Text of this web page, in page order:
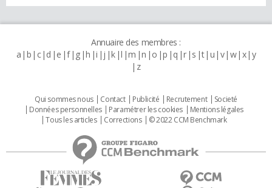
Annuaire des membres :
a b c d e f g h i j k l m n o p q r s t u v w x y
z
Qui sommes nous Contact Publicité Recrutement
Societé
Données personnelles
Paramétrer les cookies
Mentions légales
Tous les articles
Corrections © 2022 CCM Benchmark